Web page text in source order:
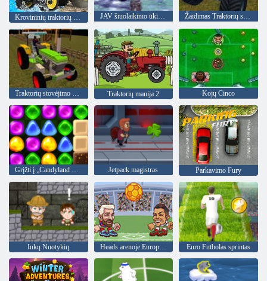
JAV šiuolaikinio ūkio simuliatorius Žaidimas Traktorių stovėjimo aikštelė
Traktorių stovėjimo aikštelė Traktorių manija 2 Kojų Cinco
Grįžti į „Candyland 4“: „Lollipop“ sodas Jetpack magistras Parkavimo Fury
Inkų Nuotykių Heads arenoje Europos futbolo Euro Futbolas sprintas